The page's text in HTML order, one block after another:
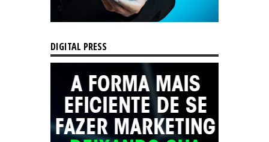
DIGITAL PRESS